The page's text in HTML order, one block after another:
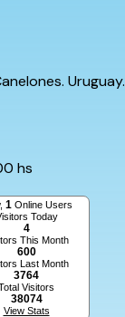
Uruguay.
hs
1 Online Users
Today
4
This Month
600
Last Month
3764
Visitors
38074
View Stats